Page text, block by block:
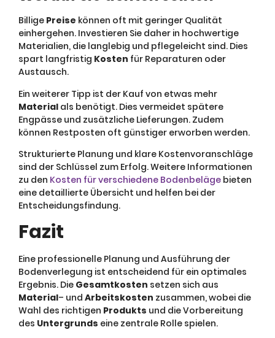
Billige Preise können oft mit geringer Qualität
einhergehen. Investieren Sie daher in hochwertige
Materialien, die langlebig und pflegeleicht sind. Dies
spart langfristig Kosten für Reparaturen oder
Austausch.
Ein weiterer Tipp ist der Kauf von etwas mehr
Material als benötigt. Dies vermeidet spätere
Engpässe und zusätzliche Lieferungen. Zudem
können Restposten oft günstiger erworben werden.
Strukturierte Planung und klare Kostenvoranschläge
sind der Schlüssel zum Erfolg. Weitere Informationen
zu den Kosten für verschiedene Bodenbeläge bieten
eine detaillierte Übersicht und helfen bei der
Entscheidungsfindung.
Fazit
Eine professionelle Planung und Ausführung der
Bodenverlegung ist entscheidend für ein optimales
Ergebnis. Die Gesamtkosten setzen sich aus
Material– und Arbeitskosten zusammen, wobei die
Wahl des richtigen Produkts und die Vorbereitung
des Untergrunds eine zentrale Rolle spielen.